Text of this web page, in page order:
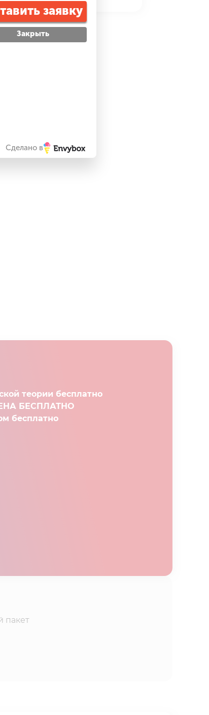
теории бесплатно
БЕСПЛАТНО
бесплатно
пакет
заявку
Закрыть
Сделано в